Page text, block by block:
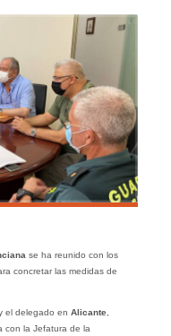
se ha reunido con los
concretar las medidas de
y el delegado en Alicante,
con la Jefatura de la